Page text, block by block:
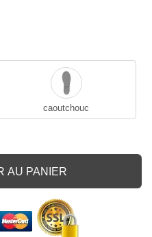
caoutchouc
AU PANIER